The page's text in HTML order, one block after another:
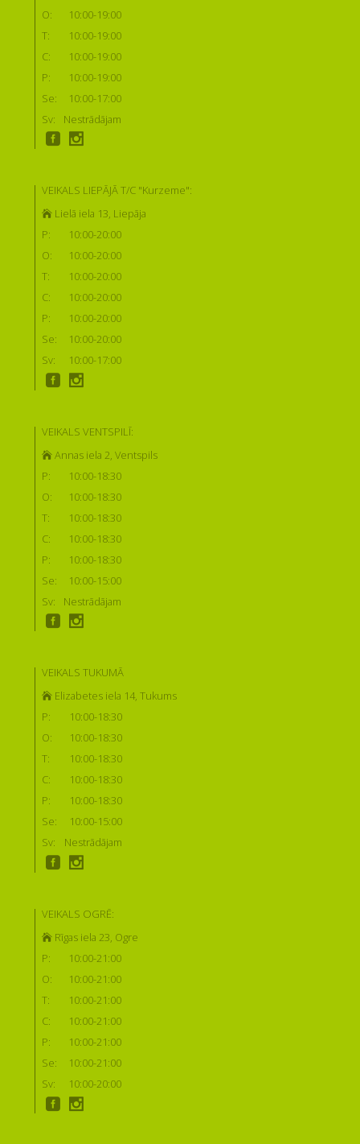
O:
10:00-19:00
T:
10:00-19:00
C:
10:00-19:00
P:
10:00-19:00
Se:
10:00-17:00
Sv:
Nestrādājam
VEIKALS LIEPĀJĀ T/C "Kurzeme":
Lielā iela 13, Liepāja
P:
10:00-20:00
O:
10:00-20:00
T:
10:00-20:00
C:
10:00-20:00
P:
10:00-20:00
Se:
10:00-20:00
Sv:
10:00-17:00
VEIKALS VENTSPILĪ:
Annas iela 2, Ventspils
P:
10:00-18:30
O:
10:00-18:30
T:
10:00-18:30
C:
10:00-18:30
P:
10:00-18:30
Se:
10:00-15:00
Sv:
Nestrādājam
VEIKALS TUKUMĀ
Elizabetes iela 14, Tukums
P:
10:00-18:30
O:
10:00-18:30
T:
10:00-18:30
C:
10:00-18:30
P:
10:00-18:30
Se:
10:00-15:00
Sv:
Nestrādājam
VEIKALS OGRĒ:
Rīgas iela 23, Ogre
P:
10:00-21:00
O:
10:00-21:00
T:
10:00-21:00
C:
10:00-21:00
P:
10:00-21:00
Se:
10:00-21:00
Sv:
10:00-20:00